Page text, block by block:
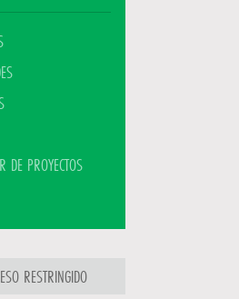
DE PROYECTOS
RESTRINGIDO